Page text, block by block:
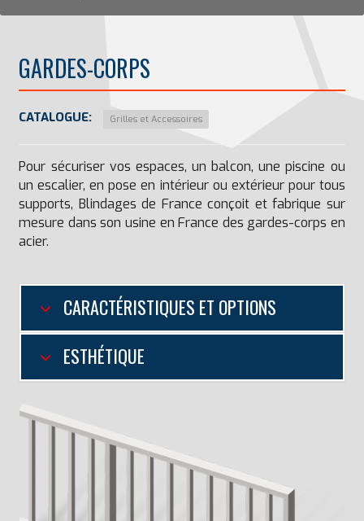
GARDES-CORPS
CATALOGUE: Grilles et Accessoires
Pour sécuriser vos espaces, un balcon, une piscine ou
un escalier, en pose en intérieur ou extérieur pour tous
supports, Blindages de France conçoit et fabrique sur
mesure dans son usine en France des gardes-corps en
acier.
CARACTÉRISTIQUES ET OPTIONS
ESTHÉTIQUE